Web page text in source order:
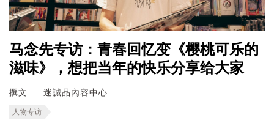
马念先专访：青春回忆变《樱桃可乐的
滋味》，想把当年的快乐分享给大家
撰文 迷誠品內容中心
人物专访